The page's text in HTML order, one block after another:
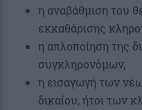
η αναβάθμιση του
εκκαθάρισης
η απλοποίηση της
συγκληρονόμων,
η εισαγωγή των
δικαίου, ήτοι των